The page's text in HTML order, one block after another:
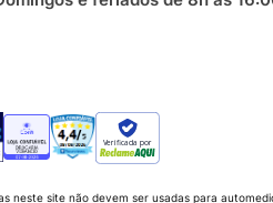
Verificada por
neste site não devem ser usadas para